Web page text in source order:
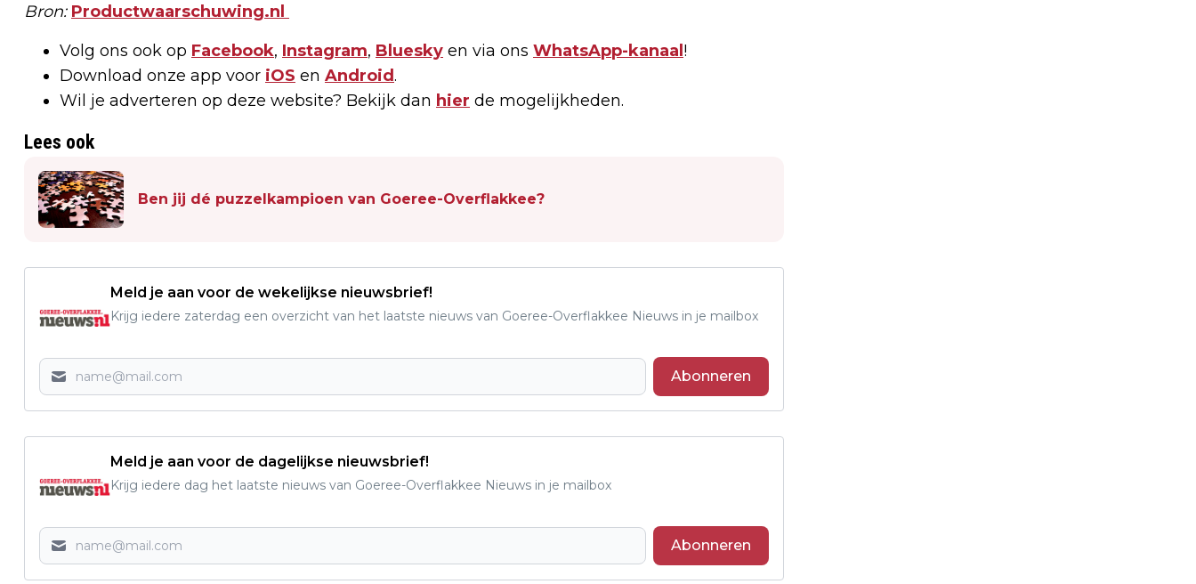
Bron: Productwaarschuwing.nl
Volg ons ook op Facebook, Instagram, Bluesky en via ons WhatsApp-kanaal !
Download onze app voor iOS en Android.
Wil je adverteren op deze website? Bekijk dan hier de mogelijkheden.
Lees ook
Ben jij dé puzzelkampioen van Goeree-Overflakkee?
Meld je aan voor de wekelijkse nieuwsbrief!
Krijg iedere zaterdag een overzicht van het laatste nieuws van Goeree-Overflakkee Nieuws in je mailbox
Abonneren
Meld je aan voor de dagelijkse nieuwsbrief!
Krijg iedere dag het laatste nieuws van Goeree-Overflakkee Nieuws in je mailbox
Abonneren